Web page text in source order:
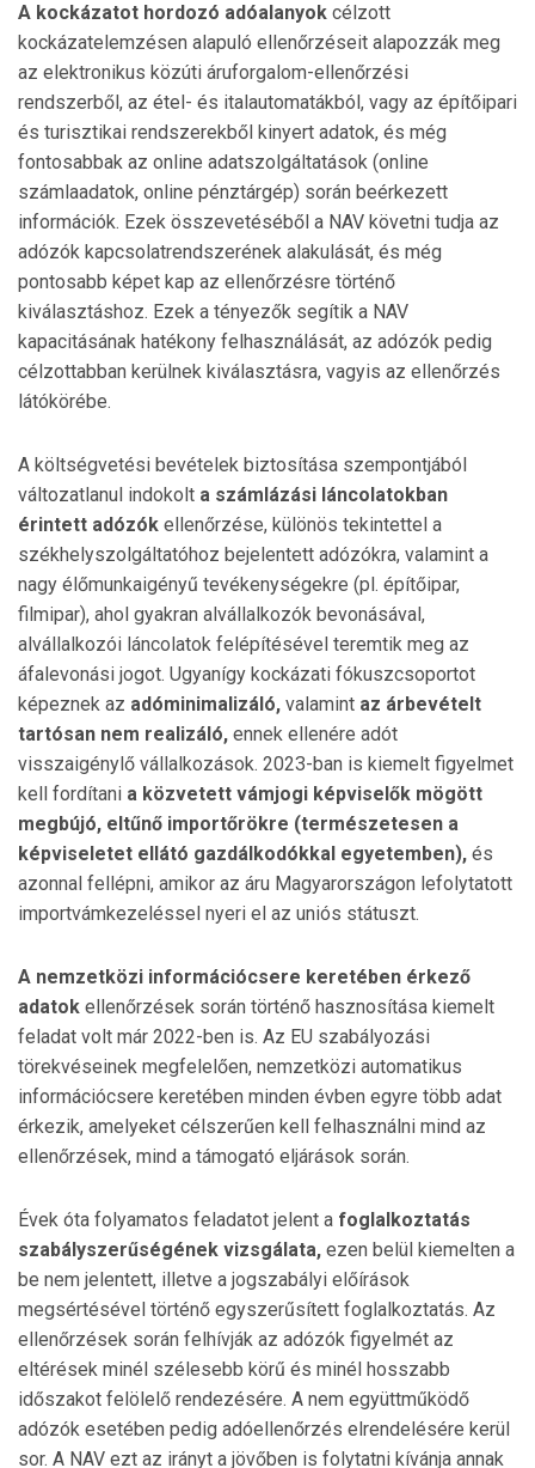
A kockázatot hordozó adóalanyok célzott
kockázatelemzésen alapuló ellenőrzéseit alapozzák meg
az elektronikus közúti áruforgalom-ellenőrzési
rendszerből, az étel- és italautomatákból, vagy az építőipari
és turisztikai rendszerekből kinyert adatok, és még
fontosabbak az online adatszolgáltatások (online
számlaadatok, online pénztárgép) során beérkezett
információk. Ezek összevetéséből a NAV követni tudja az
adózók kapcsolatrendszerének alakulását, és még
pontosabb képet kap az ellenőrzésre történő
kiválasztáshoz. Ezek a tényezők segítik a NAV
kapacitásának hatékony felhasználását, az adózók pedig
célzottabban kerülnek kiválasztásra, vagyis az ellenőrzés
látókörébe.
A költségvetési bevételek biztosítása szempontjából
változatlanul indokolt a számlázási láncolatokban
érintett adózók ellenőrzése, különös tekintettel a
székhelyszolgáltatóhoz bejelentett adózókra, valamint a
nagy élőmunkaigényű tevékenységekre (pl. építőipar,
filmipar), ahol gyakran alvállalkozók bevonásával,
alvállalkozói láncolatok felépítésével teremtik meg az
áfalevonási jogot. Ugyanígy kockázati fókuszcsoportot
képeznek az adóminimalizáló, valamint az árbevételt
tartósan nem realizáló, ennek ellenére adót
visszaigénylő vállalkozások. 2023-ban is kiemelt figyelmet
kell fordítani a közvetett vámjogi képviselők mögött
megbújó, eltűnő importőrökre (természetesen a
képviseletet ellátó gazdálkodókkal egyetemben), és
azonnal fellépni, amikor az áru Magyarországon lefolytatott
importvámkezeléssel nyeri el az uniós státuszt.
A nemzetközi információcsere keretében érkező
adatok ellenőrzések során történő hasznosítása kiemelt
feladat volt már 2022-ben is. Az EU szabályozási
törekvéseinek megfelelően, nemzetközi automatikus
információcsere keretében minden évben egyre több adat
érkezik, amelyeket célszerűen kell felhasználni mind az
ellenőrzések, mind a támogató eljárások során.
Évek óta folyamatos feladatot jelent a foglalkoztatás
szabályszerűségének vizsgálata, ezen belül kiemelten a
be nem jelentett, illetve a jogszabályi előírások
megsértésével történő egyszerűsített foglalkoztatás. Az
ellenőrzések során felhívják az adózók figyelmét az
eltérések minél szélesebb körű és minél hosszabb
időszakot felölelő rendezésére. A nem együttműködő
adózók esetében pedig adóellenőrzés elrendelésére kerül
sor. A NAV ezt az irányt a jövőben is folytatni kívánja annak